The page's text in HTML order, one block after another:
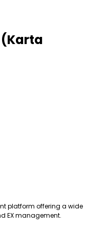
platform offering a wide
EX management.